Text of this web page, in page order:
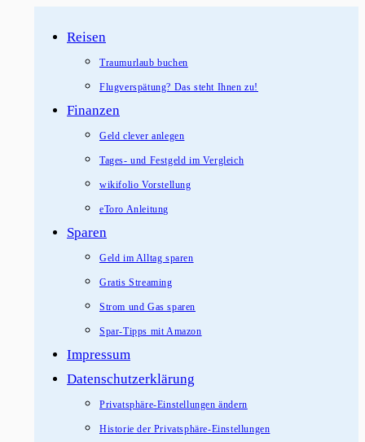
Inhalt
Reisen
Traumurlaub buchen
Flugverspätung? Das steht Ihnen zu!
Finanzen
Geld clever anlegen
Tages- und Festgeld im Vergleich
wikifolio Vorstellung
eToro Anleitung
Sparen
Geld im Alltag sparen
Gratis Streaming
Strom und Gas sparen
Spar-Tipps mit Amazon
Impressum
Datenschutzerklärung
Privatsphäre-Einstellungen ändern
Historie der Privatsphäre-Einstellungen